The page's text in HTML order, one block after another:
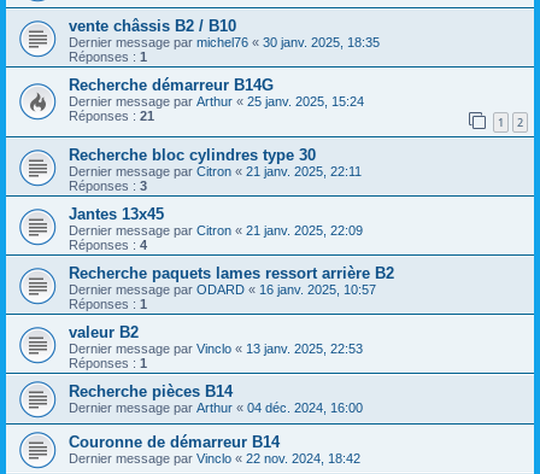
vente châssis B2 / B10
Dernier message par michel76 « 30 janv. 2025, 18:35
Réponses : 1
Recherche démarreur B14G
Dernier message par Arthur « 25 janv. 2025, 15:24
Réponses : 21 1 2
Recherche bloc cylindres type 30
Dernier message par Citron « 21 janv. 2025, 22:11
Réponses : 3
Jantes 13x45
Dernier message par Citron « 21 janv. 2025, 22:09
Réponses : 4
Recherche paquets lames ressort arrière B2
Dernier message par ODARD « 16 janv. 2025, 10:57
Réponses : 1
valeur B2
Dernier message par Vinclo « 13 janv. 2025, 22:53
Réponses : 1
Recherche pièces B14
Dernier message par Arthur « 04 déc. 2024, 16:00
Couronne de démarreur B14
Dernier message par Vinclo « 22 nov. 2024, 18:42